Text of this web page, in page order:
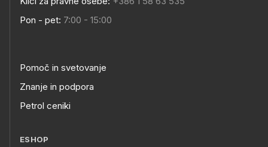
Pon - pet: 7:00 - 15:00
Pomoč in svetovanje
Znanje in podpora
Petrol ceniki
ESHOP